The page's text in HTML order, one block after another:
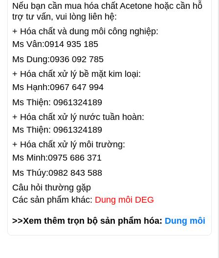
Nếu bạn cần mua hóa chất Acetone hoặc cần hỗ
trợ tư vấn, vui lòng liên hệ:
+ Hóa chất và dung môi công nghiệp:
Ms Vân:0914 935 185
Ms Dung:0936 092 785
+ Hóa chất xử lý bề mặt kim loại:
Ms Hạnh:0967 647 994
Ms Thiện: 0961324189
+ Hóa chất xử lý nước tuần hoàn:
Ms Thiện: 0961324189
+ Hóa chất xử lý môi trường:
Ms Minh:0975 686 371
Ms Thúy:0982 843 588
Câu hỏi thường gặp
Các sản phẩm khác: Dung môi DEG
>>Xem thêm trọn bộ sản phẩm hóa: Dung môi